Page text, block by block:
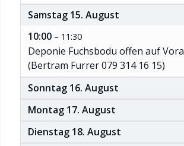
Samstag 15. August
10:00 – 11:30
Deponie Fuchsbodu offen auf
(Bertram Furrer 079 314 16 15)
Sonntag 16. August
Montag 17. August
Dienstag 18. August